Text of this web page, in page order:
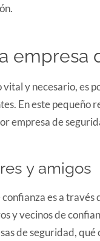
empresa
y necesario, es
En este pequeño
empresa de
y amigos
es a través
y vecinos de
de seguridad,